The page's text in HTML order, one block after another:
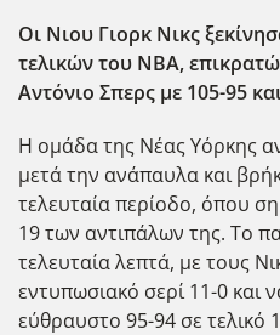
Οι Νιου Γιορκ Νικς
τελικών του NBA,
Αντόνιο Σπερς με 105-95
Η ομάδα της Νέας Υόρκης
μετά την ανάπαυλα και
τελευταία περίοδο, όπου
19 των αντιπάλων της. Το
τελευταία λεπτά, με τους
εντυπωσιακό σερί 11-0 και
εύθραυστο 95-94 σε τελικό